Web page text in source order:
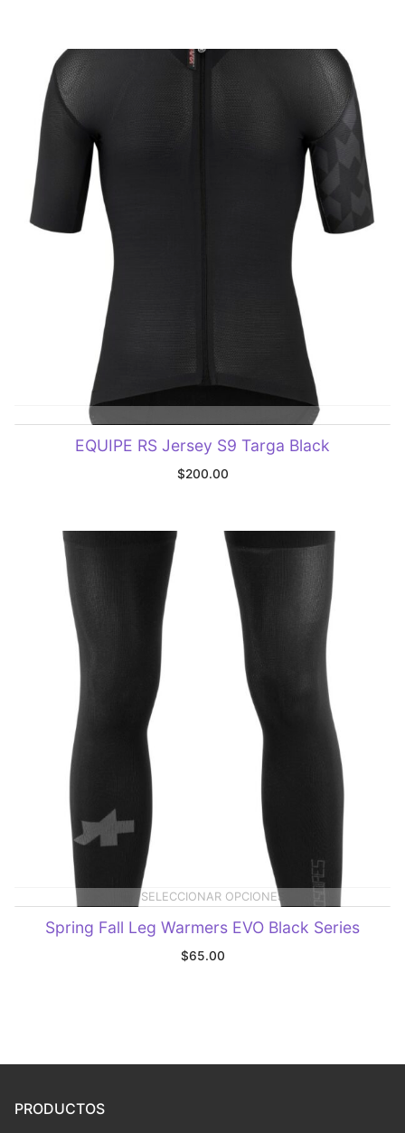
EQUIPE RS Jersey S9 Targa Black
$200.00
SELECCIONAR OPCIONES
Spring Fall Leg Warmers EVO Black Series
$65.00
PRODUCTOS